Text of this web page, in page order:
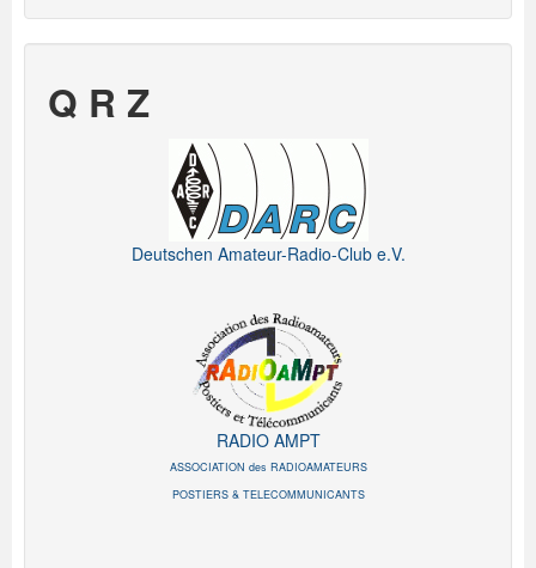
Q R Z
Deutschen Amateur-Radio-Club e.V.
RADIO AMPT
ASSOCIATION des RADIOAMATEURS
POSTIERS & TELECOMMUNICANTS